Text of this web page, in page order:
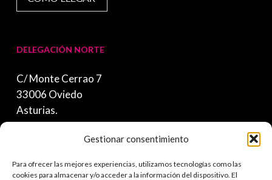
Gestionar consentimiento
Para ofrecer las mejores experiencias, utilizamos tecnologías como las
cookies para almacenar y/o acceder a la información del dispositivo. El
DELEGACIÓN NORTE
C/ Monte Cerrao 7
33006 Oviedo
Asturias.
.
Servicio Técnico: 630 078 847